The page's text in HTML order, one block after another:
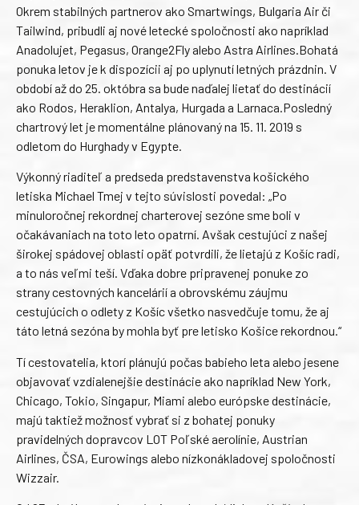
Okrem stabilných partnerov ako Smartwings, Bulgaria Air či
Tailwind, pribudli aj nové letecké spoločnosti ako napríklad
Anadolujet, Pegasus, Orange2Fly alebo Astra Airlines.Bohatá
ponuka letov je k dispozícii aj po uplynutí letných prázdnin. V
období až do 25. októbra sa bude naďalej lietať do destinácií
ako Rodos, Heraklion, Antalya, Hurgada a Larnaca.Posledný
chartrový let je momentálne plánovaný na 15. 11. 2019 s
odletom do Hurghady v Egypte.
Výkonný riaditeľ a predseda predstavenstva košického
letiska Michael Tmej v tejto súvislosti povedal: „Po
minuloročnej rekordnej charterovej sezóne sme boli v
očakávaniach na toto leto opatrní. Avšak cestujúci z našej
širokej spádovej oblasti opäť potvrdili, že lietajú z Košíc radi,
a to nás veľmi teší. Vďaka dobre pripravenej ponuke zo
strany cestovných kancelárií a obrovskému záujmu
cestujúcich o odlety z Košíc všetko nasvedčuje tomu, že aj
táto letná sezóna by mohla byť pre letisko Košice rekordnou.“
Tí cestovatelia, ktorí plánujú počas babieho leta alebo jesene
objavovať vzdialenejšie destinácie ako napríklad New York,
Chicago, Tokio, Singapur, Miami alebo európske destinácie,
majú taktiež možnosť vybrať si z bohatej ponuky
pravidelných dopravcov LOT Poľské aerolínie, Austrian
Airlines, ČSA, Eurowings alebo nízkonákladovej spoločnosti
Wizzair.